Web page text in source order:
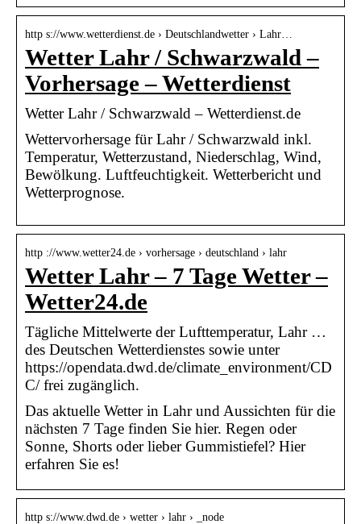
http s://www.wetterdienst.de › Deutschlandwetter › Lahr…
Wetter Lahr / Schwarzwald –
Vorhersage – Wetterdienst
Wetter Lahr / Schwarzwald – Wetterdienst.de
Wettervorhersage für Lahr / Schwarzwald inkl.
Temperatur, Wetterzustand, Niederschlag, Wind,
Bewölkung. Luftfeuchtigkeit. Wetterbericht und
Wetterprognose.
http ://www.wetter24.de › vorhersage › deutschland › lahr
Wetter Lahr – 7 Tage Wetter –
Wetter24.de
Tägliche Mittelwerte der Lufttemperatur, Lahr …
des Deutschen Wetterdienstes sowie unter
https://opendata.dwd.de/climate_environment/CD
C/ frei zugänglich.
Das aktuelle Wetter in Lahr und Aussichten für die
nächsten 7 Tage finden Sie hier. Regen oder
Sonne, Shorts oder lieber Gummistiefel? Hier
erfahren Sie es!
http s://www.dwd.de › wetter › lahr › _node